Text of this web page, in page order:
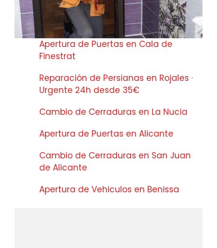
Apertura de Puertas en Cala de
Finestrat
Reparación de Persianas en Rojales ·
Urgente 24h desde 35€
Cambio de Cerraduras en La Nucia
Apertura de Puertas en Alicante
Cambio de Cerraduras en San Juan
de Alicante
Apertura de Vehiculos en Benissa